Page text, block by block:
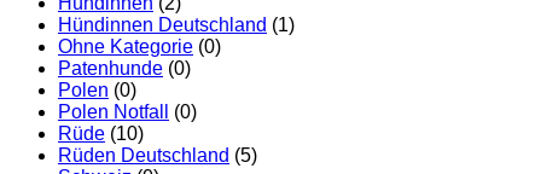
Hündinnen Deutschland (1)
Ohne Kategorie (0)
Patenhunde (0)
Polen (0)
Polen Notfall
(0)
Rüde (10)
Rüden Deutschland (5)